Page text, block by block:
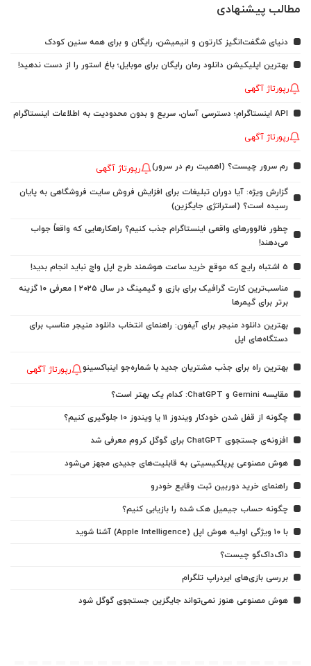
مطالب پیشنهادی
دنیای شگفت‌انگیز کارتون و انیمیشن، رایگان و برای همه سنین کودک
بهترین اپلیکیشن دانلود رمان رایگان برای موبایل؛ باغ استور را از دست ندهید!
رپورتاژ آگهی
API اینستاگرام؛ دسترسی آسان، سریع و بدون محدودیت به اطلاعات اینستاگرام
رپورتاژ آگهی
رم سرور چیست؟ (اهمیت رم در سرور) رپورتاژ آگهی
گزارش ویژه: آیا دوران تبلیغات برای افزایش فروش سایت فروشگاهی به پایان
رسیده است؟ (استراتژی جایگزین)
چطور فالوورهای واقعی اینستاگرام جذب کنیم؟ راهکارهایی که واقعاً جواب
می‌دهند!
5 اشتباه رایج که موقع خرید ساعت هوشمند طرح اپل واچ نباید انجام بدید!
مناسب‌ترین کارت گرافیک برای بازی و گیمینگ در سال ۲۰۲۵ | معرفی ۱۰ گزینه
برتر برای گیمرها
بهترین دانلود منیجر برای آیفون: راهنمای انتخاب دانلود منیجر مناسب برای
دستگاه‌های اپل
بهترین راه برای جذب مشتریان جدید با شماره‌جو اینباکسینو رپورتاژ آگهی
مقایسه Gemini و ChatGPT: کدام یک بهتر است؟
چگونه از قفل شدن خودکار ویندوز 11 یا ویندوز 10 جلوگیری کنیم؟
افزونه‌ی جستجوی ChatGPT برای گوگل کروم معرفی شد
هوش مصنوعی پرپلکیسیتی به قابلیت‌های جدیدی مجهز می‌شود
راهنمای خرید دوربین ثبت وقایع خودرو
چگونه حساب جیمیل هک شده را بازیابی کنیم؟
با ۱۰ ویژگی اولیه هوش اپل (Apple Intelligence) آشنا شوید
داک‌داک‌گو چیست؟
بررسی بازی‌های ایردراپ تلگرام
هوش مصنوعی هنوز نمی‌تواند جایگزین جستجوی گوگل شود